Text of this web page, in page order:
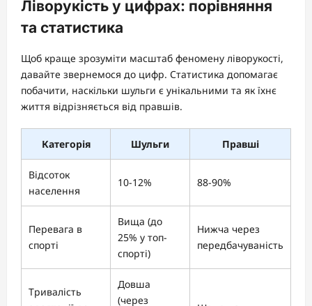
Ліворукість у цифрах: порівняння
та статистика
Щоб краще зрозуміти масштаб феномену ліворукості,
давайте звернемося до цифр. Статистика допомагає
побачити, наскільки шульги є унікальними та як їхнє
життя відрізняється від правшів.
Категорія Шульги Правші
Відсоток
населення
10-12% 88-90%
Перевага в
спорті
Вища (до
25% у топ-
спорті)
Нижча через
передбачуваність
Тривалість
Довша
(через